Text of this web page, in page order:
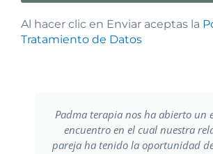
Padma terapia nos ha abierto un
encuentro en el cual nuestra
pareja ha tenido la oportunidad
Al hacer clic en Enviar aceptas la
Tratamiento de Datos